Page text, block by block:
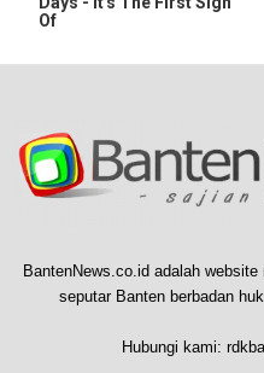
Of
BantenNews.co.id adalah
seputar Banten berbadan
Hubungi kami: